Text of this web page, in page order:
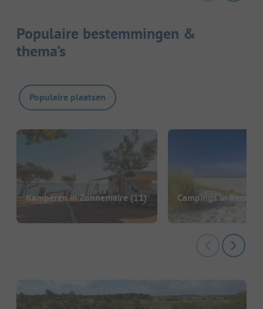
Populaire bestemmingen &
thema’s
Populaire plaatsen
Kamperen in Zonnemaire (11) Campings in Renesse